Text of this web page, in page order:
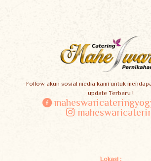
Follow akun sosial media kami untuk
update Terbaru !
Lokasi :